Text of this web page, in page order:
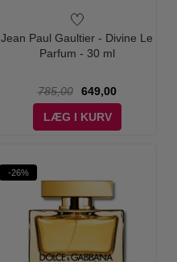
Jean Paul Gaultier - Divine Le
Parfum - 30 ml
785,00
649,00
LÆG I KURV
-26%